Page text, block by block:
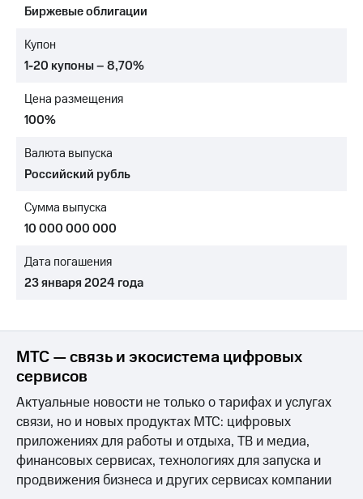
Достижения
Интервью
отчетность
Контакты
Новости
в
и акционерам
Корпоративное
Корпоративный
секретарь
Раскрытие
информации
Информация
акционерам
Документы
ПАО
"МТС"
Собрания
акционеров
Биржевые облигации
Купон
1-20 купоны – 8,70%
Цена размещения
100%
Валюта выпуска
Российский рубль
Сумма выпуска
10 000 000 000
Дата погашения
23 января 2024 года
МТС — связь и экосистема цифровых
сервисов
Актуальные новости не только о тарифах и услугах
связи, но и новых продуктах МТС: цифровых
приложениях для работы и отдыха, ТВ и медиа,
финансовых сервисах, технологиях для запуска и
продвижения бизнеса и других сервисах компании